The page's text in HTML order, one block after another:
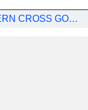
SOUTHERN CROSS GOLD CONSOLIDATED LTD.